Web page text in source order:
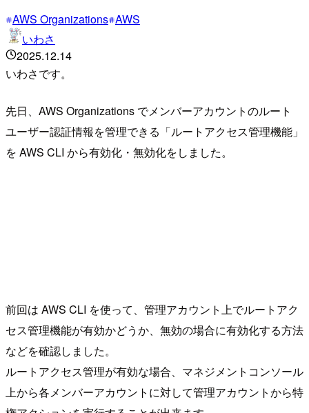
AWS Organizations AWS
いわさ
2025.12.14
いわさです。
先日、AWS Organizations でメンバーアカウントのルート
ユーザー認証情報を管理できる「ルートアクセス管理機能」
を AWS CLI から有効化・無効化をしました。
前回は AWS CLI を使って、管理アカウント上でルートアク
セス管理機能が有効かどうか、無効の場合に有効化する方法
などを確認しました。
ルートアクセス管理が有効な場合、マネジメントコンソール
上から各メンバーアカウントに対して管理アカウントから特